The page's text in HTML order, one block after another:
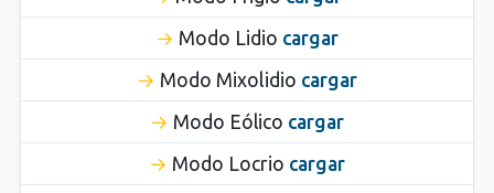
Modo Lidio cargar
Modo Mixolidio cargar
Modo Eólico cargar
Modo Locrio cargar